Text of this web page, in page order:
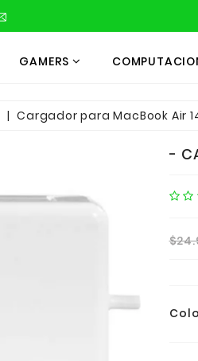
GAMERS
Cargador para MacBook Air
-